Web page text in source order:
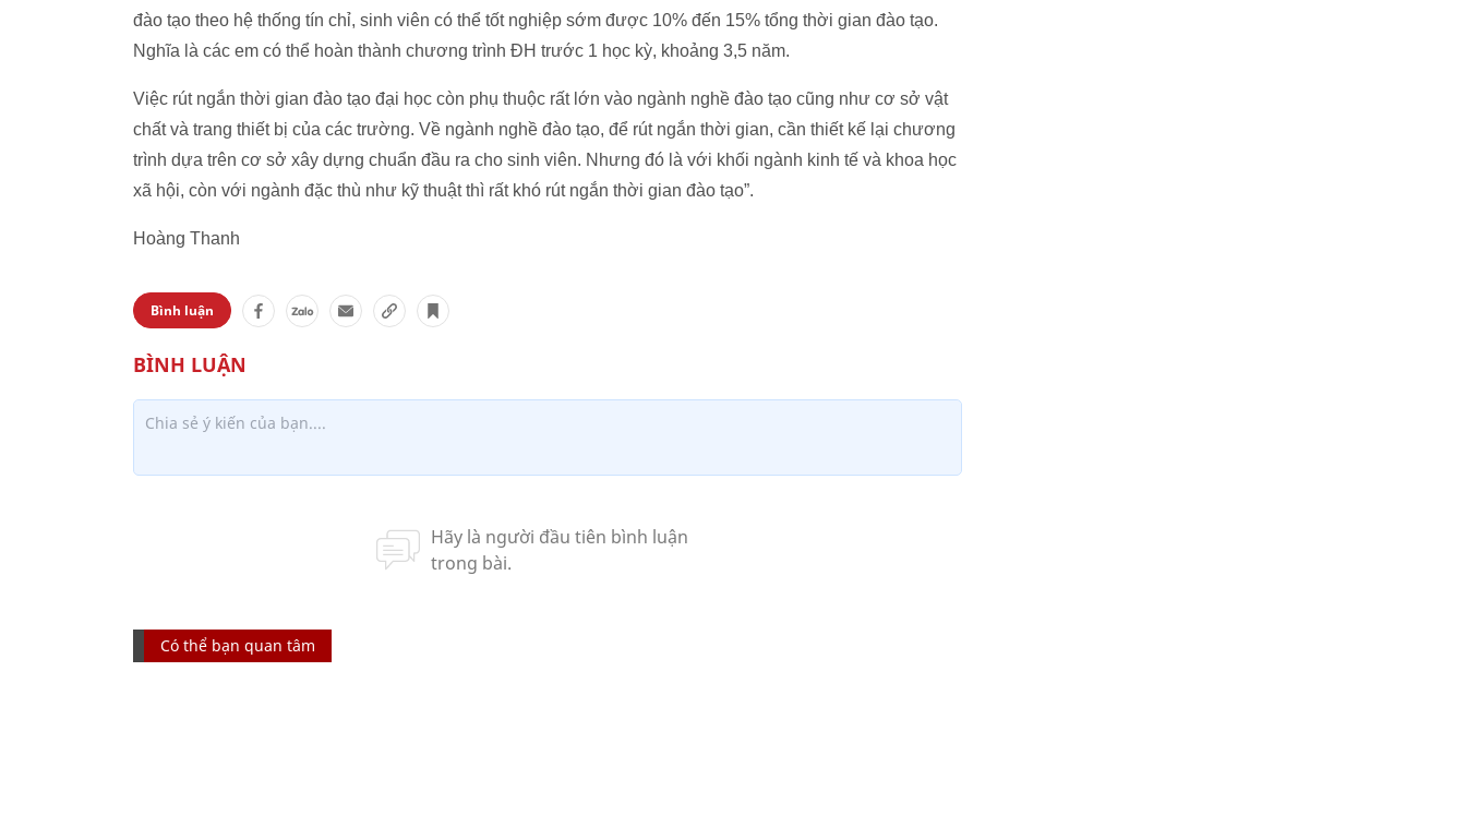
đào tạo theo hệ thống tín chỉ, sinh viên có thể tốt nghiệp sớm được 10% đến 15% tổng thời gian đào tạo.
Nghĩa là các em có thể hoàn thành chương trình ĐH trước 1 học kỳ, khoảng 3,5 năm.
Việc rút ngắn thời gian đào tạo đại học còn phụ thuộc rất lớn vào ngành nghề đào tạo cũng như cơ sở vật
chất và trang thiết bị của các trường. Về ngành nghề đào tạo, để rút ngắn thời gian, cần thiết kế lại chương
trình dựa trên cơ sở xây dựng chuẩn đầu ra cho sinh viên. Nhưng đó là với khối ngành kinh tế và khoa học
xã hội, còn với ngành đặc thù như kỹ thuật thì rất khó rút ngắn thời gian đào tạo”.
Hoàng Thanh
Bình luận
Có thể bạn quan tâm